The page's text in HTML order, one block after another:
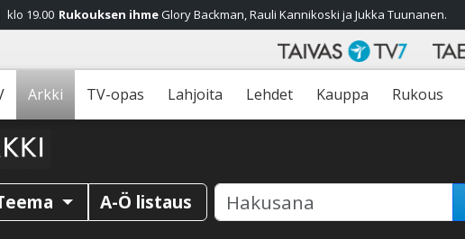
klo 19.00 Rukouksen ihmeGlory Backman, Rauli Kannikoski ja Jukka Tuunanen.
Arkki TV-opas Lahjoita Lehdet Kauppa Rukous
A-Ö listaus